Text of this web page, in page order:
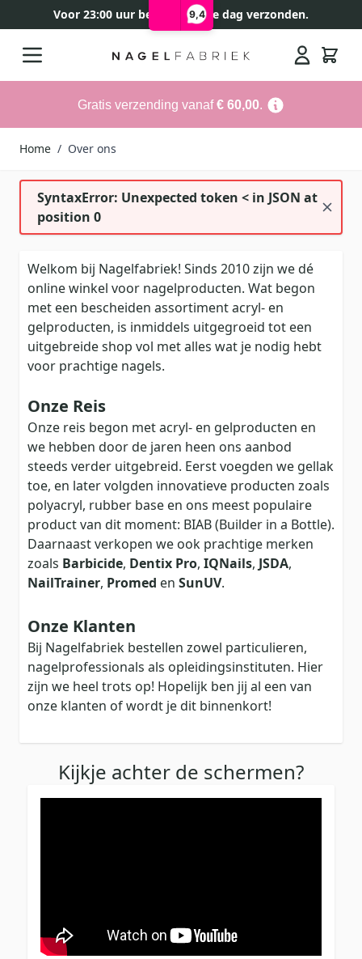
9,4
Voor 23:00 uur besteld, zelfde dag verzonden.
Gratis verzending vanaf€ 60,00.
Home / Over ons
SyntaxError: Unexpected token < in JSON at
position 0
Welkom bij Nagelfabriek! Sinds 2010 zijn we dé
online winkel voor nagelproducten. Wat begon
met een bescheiden assortiment acryl- en
gelproducten, is inmiddels uitgegroeid tot een
uitgebreide shop vol met alles wat je nodig hebt
voor prachtige nagels.
Onze Reis
Onze reis begon met acryl- en gelproducten en
we hebben door de jaren heen ons aanbod
steeds verder uitgebreid. Eerst voegden we gellak
toe, en later volgden innovatieve producten zoals
polyacryl, rubber base en ons meest populaire
product van dit moment: BIAB (Builder in a Bottle).
Daarnaast verkopen we ook prachtige merken
zoals Barbicide, Dentix Pro, IQNails, JSDA,
NailTrainer, Promed en SunUV.
Onze Klanten
Bij Nagelfabriek bestellen zowel particulieren,
nagelprofessionals als opleidingsinstituten. Hier
zijn we heel trots op! Hopelijk ben jij al een van
onze klanten of wordt je dit binnenkort!
Kijkje achter de schermen?